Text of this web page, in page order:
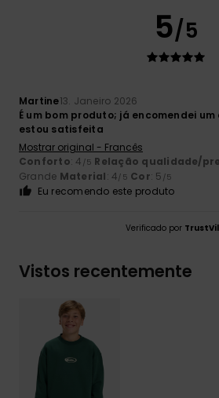
5/5
Martine13. Janeiro 2026
É um bom produto; já encomendei
estou satisfeita
Mostrar original - Francês
Conforto: 4 /5 Relação qualidade/
Grande Material: 4/5 Cor: 5 /5
Eu recomendo este produto
Verificado por
Vistos recentemente